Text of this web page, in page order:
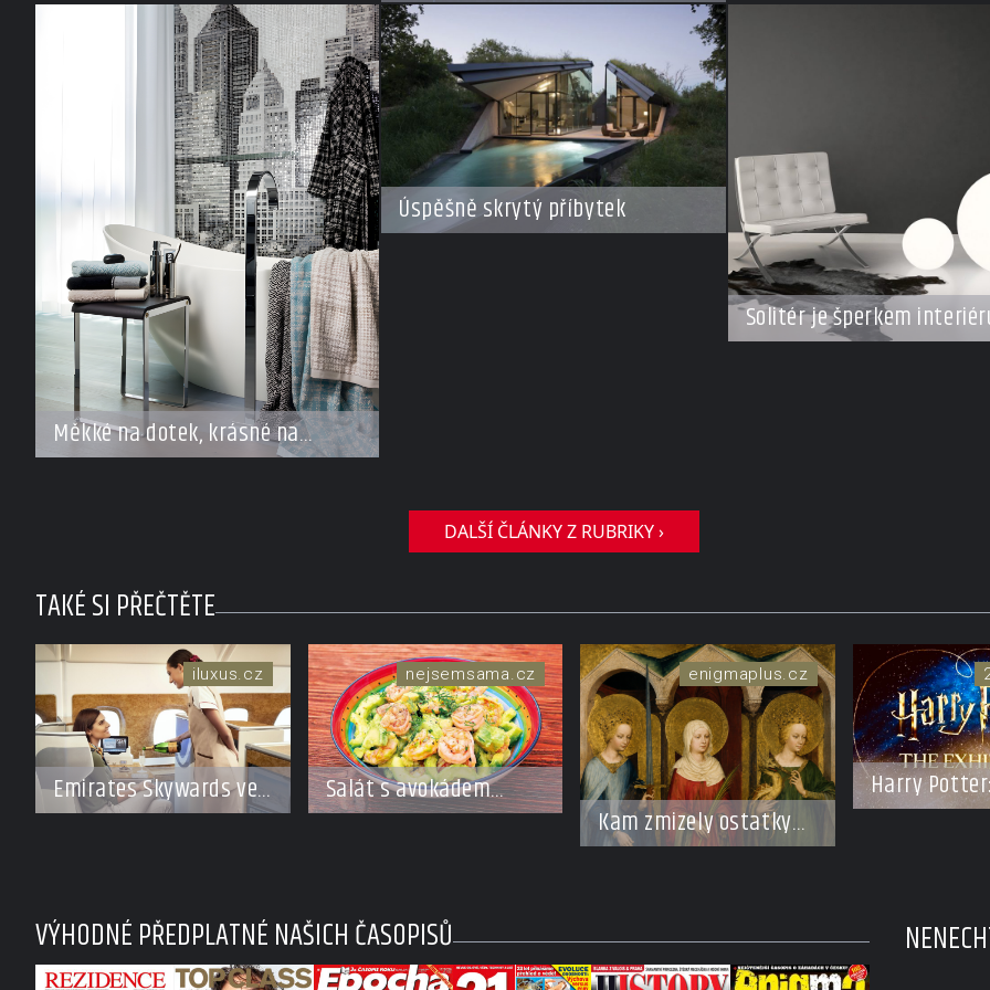
Měkké na dotek, krásné na
pohled
Úspěšně skrytý příbytek
Solitér je šperkem
DALŠÍ ČLÁNKY Z RUBRIKY ›
TAKÉ SI PŘEČTĚTE
Emirates Skywards ve
spolupráci s Moët
Champagne
iluxus.cz
Salát s avokádem
a krevetkami
nejsemsama.cz
Kam zmizely ostatky
světců? Relikvie, které
enigmaplus.cz
Harry
Exhibition.
VÝHODNÉ PŘEDPLATNÉ NAŠICH ČASOPISŮ